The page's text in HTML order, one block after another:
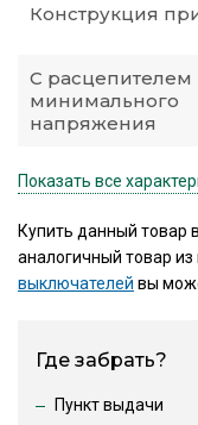
Конструкция
С расцепителем
минимального
напряжения
Показать все
Купить данный товар
аналогичный товар из
выключателей вы
Где забрать?
Пункт выдачи